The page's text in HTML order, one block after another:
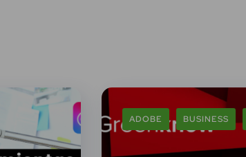
ADOBE BUSINESS